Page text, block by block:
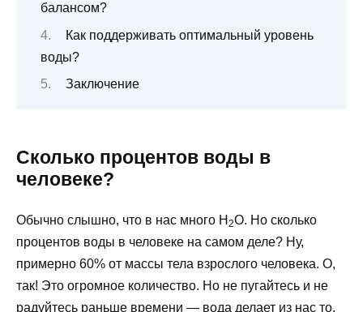
балансом?
Как поддерживать оптимальный уровень
воды?
Заключение
Сколько процентов воды в
человеке?
Обычно слышно, что в нас много H 2O. Но сколько
процентов воды в человеке на самом деле? Ну,
примерно 60% от массы тела взрослого человека. О,
так! Это огромное количество. Но не пугайтесь и не
радуйтесь раньше времени — вода делает из нас то,